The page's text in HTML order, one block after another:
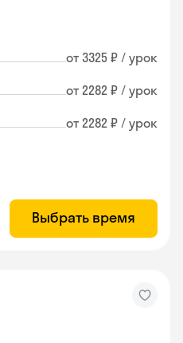
от 3325 ₽ / урок
от 2282 ₽ / урок
от 2282 ₽ / урок
Выбрать время